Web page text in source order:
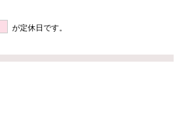
が定休日です。